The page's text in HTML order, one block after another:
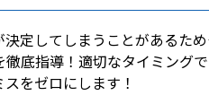
定してしまうことがあるた
底指導！適切なタイミング
をゼロにします！